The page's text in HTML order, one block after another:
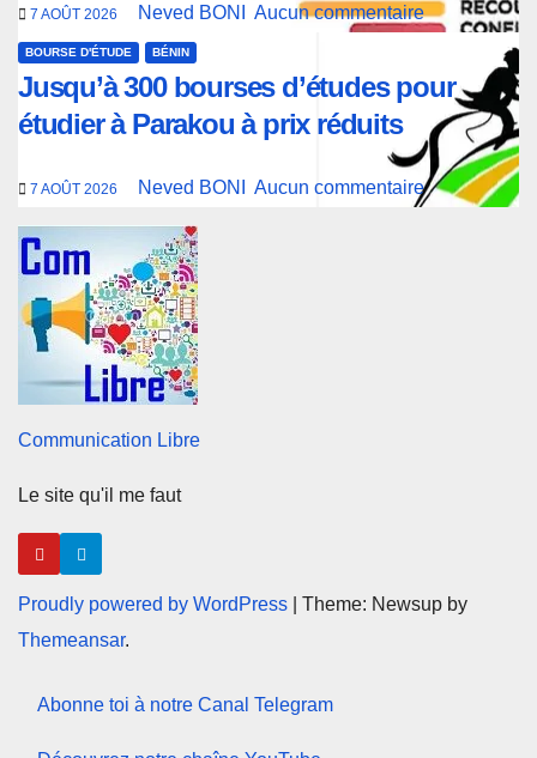
7 AOÛT 2026 Neved BONI Aucun commentaire
BOURSE D'ÉTUDE BÉNIN
Jusqu’à 300 bourses d’études pour
étudier à Parakou à prix réduits
7 AOÛT 2026 Neved BONI Aucun commentaire
Communication Libre
Le site qu'il me faut
Proudly powered by WordPress
Theme: Newsup by
Themeansar.
Abonne toi à notre Canal Telegram